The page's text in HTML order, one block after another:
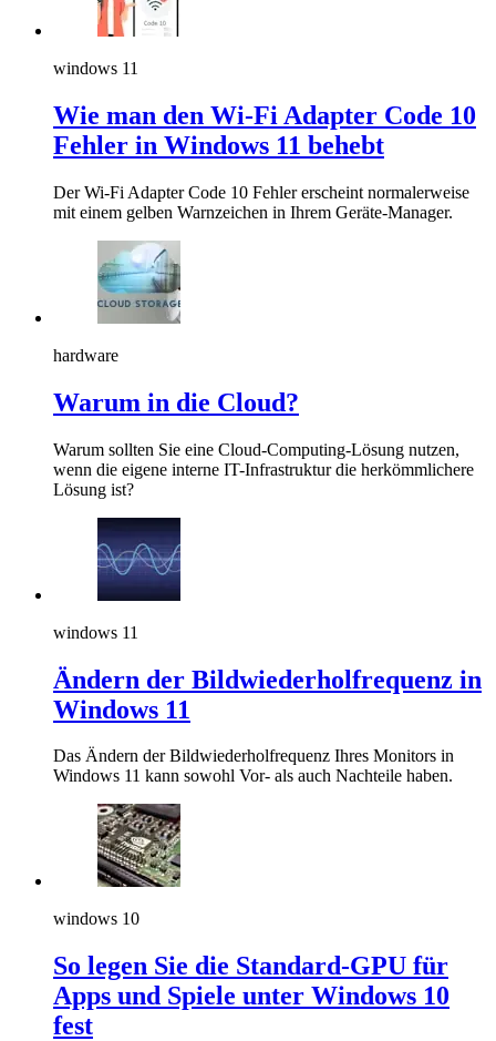
windows 11
Wie man den Wi-Fi Adapter Code 10
Fehler in Windows 11 behebt
Der Wi-Fi Adapter Code 10 Fehler erscheint normalerweise
mit einem gelben Warnzeichen in Ihrem Geräte-Manager.
hardware
Warum in die Cloud?
Warum sollten Sie eine Cloud-Computing-Lösung nutzen,
wenn die eigene interne IT-Infrastruktur die herkömmlichere
Lösung ist?
windows 11
Ändern der Bildwiederholfrequenz in
Windows 11
Das Ändern der Bildwiederholfrequenz Ihres Monitors in
Windows 11 kann sowohl Vor- als auch Nachteile haben.
windows 10
So legen Sie die Standard-GPU für
Apps und Spiele unter Windows 10
fest